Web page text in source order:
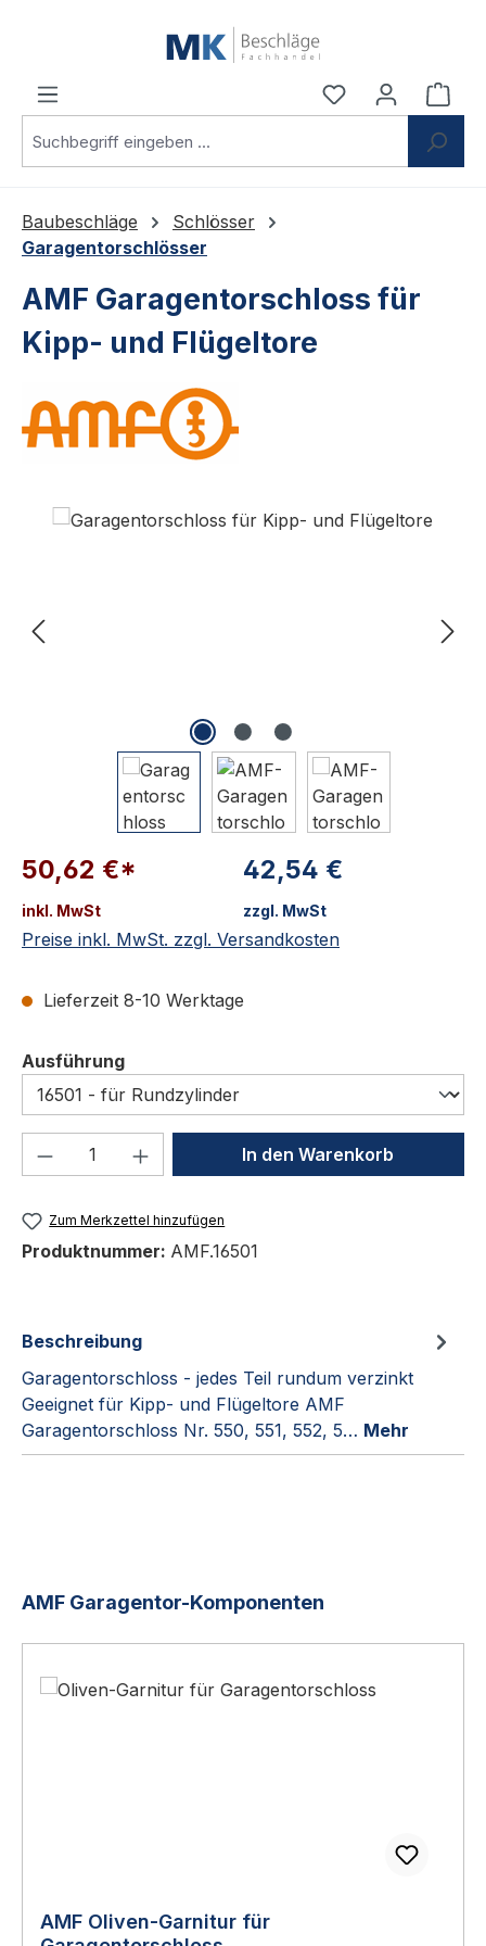
Du hast 0
Baubeschläge
Schlösser
Garagentorschlösser
AMF Garagentorschloss für
Kipp- und Flügeltore
50,62 €*
inkl. MwSt
42,54 €
zzgl. MwSt
Preise inkl. MwSt. zzgl. Versandkosten
Lieferzeit 8-10 Werktage
Ausführungauswählen
Produkt Anzahl: Gib denIn den Warenkorb
Zum Merkzettel hinzufügen
Produktnummer: AMF.16501
Beschreibung
Garagentorschloss - jedes Teil rundum verzinkt
Geeignet für Kipp- und Flügeltore AMF
Garagentorschloss Nr. 550, 551, 552, 5… Mehr
Produktgalerie überspringen
AMF Garagentor-Komponenten
AMF Oliven-Garnitur für